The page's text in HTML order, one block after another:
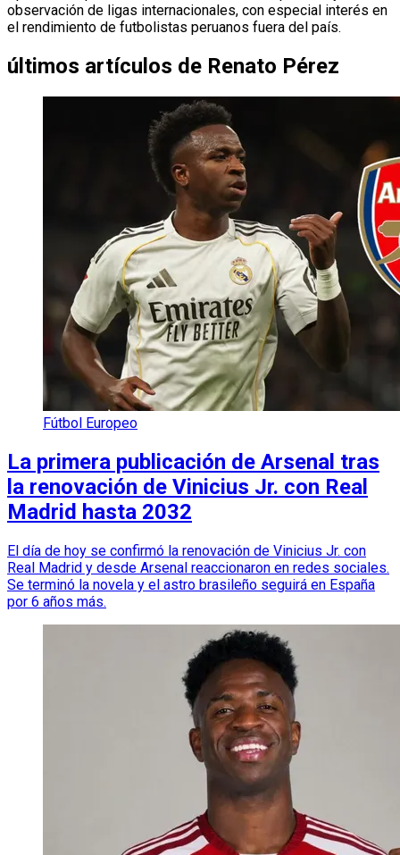
observación de ligas internacionales, con especial interés en
el rendimiento de futbolistas peruanos fuera del país.
últimos artículos de Renato Pérez
Fútbol Europeo
La primera publicación de Arsenal tras
la renovación de Vinicius Jr. con Real
Madrid hasta 2032
El día de hoy se confirmó la renovación de Vinicius Jr. con
Real Madrid y desde Arsenal reaccionaron en redes sociales.
Se terminó la novela y el astro brasileño seguirá en España
por 6 años más.